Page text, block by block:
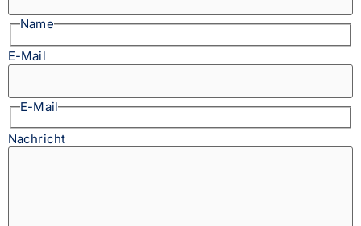
Name
E-Mail
E-Mail
Nachricht